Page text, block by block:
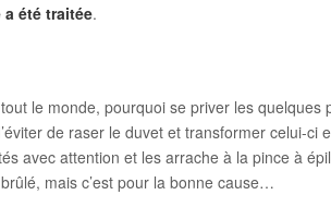
été traitée.
le monde, pourquoi se priver les quelques
de raser le duvet et transformer celui-ci
avec attention et les arrache à la pince à
mais c’est pour la bonne cause…